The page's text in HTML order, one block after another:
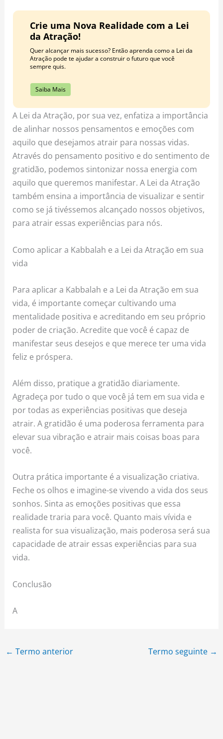
Crie uma Nova Realidade com a Lei
da Atração!
Quer alcançar mais sucesso? Então aprenda como a Lei da
Atração pode te ajudar a construir o futuro que você
sempre quis.
Saiba Mais
A Lei da Atração, por sua vez, enfatiza a importância
de alinhar nossos pensamentos e emoções com
aquilo que desejamos atrair para nossas vidas.
Através do pensamento positivo e do sentimento de
gratidão, podemos sintonizar nossa energia com
aquilo que queremos manifestar. A Lei da Atração
também ensina a importância de visualizar e sentir
como se já tivéssemos alcançado nossos objetivos,
para atrair essas experiências para nós.
Como aplicar a Kabbalah e a Lei da Atração em sua
vida
Para aplicar a Kabbalah e a Lei da Atração em sua
vida, é importante começar cultivando uma
mentalidade positiva e acreditando em seu próprio
poder de criação. Acredite que você é capaz de
manifestar seus desejos e que merece ter uma vida
feliz e próspera.
Além disso, pratique a gratidão diariamente.
Agradeça por tudo o que você já tem em sua vida e
por todas as experiências positivas que deseja
atrair. A gratidão é uma poderosa ferramenta para
elevar sua vibração e atrair mais coisas boas para
você.
Outra prática importante é a visualização criativa.
Feche os olhos e imagine-se vivendo a vida dos seus
sonhos. Sinta as emoções positivas que essa
realidade traria para você. Quanto mais vívida e
realista for sua visualização, mais poderosa será sua
capacidade de atrair essas experiências para sua
vida.
Conclusão
A
← Termo anterior Termo seguinte →